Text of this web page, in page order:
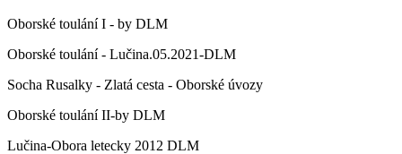
Oborské toulání I - by DLM
Oborské toulání - Lučina.05.2021-DLM
Socha Rusalky - Zlatá cesta - Oborské úvozy
Oborské toulání II-by DLM
Lučina-Obora letecky 2012 DLM